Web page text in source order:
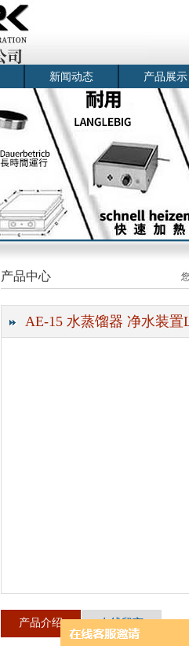
新闻动态 产品展示
产品中心
AE-15 水蒸馏器 净水装置
产品介绍 在线留言